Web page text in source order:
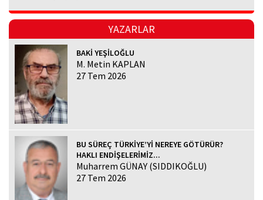
YAZARLAR
BAKİ YEŞİLOĞLU
M. Metin KAPLAN
27 Tem 2026
BU SÜREÇ TÜRKİYE’Yİ NEREYE GÖTÜRÜR?
HAKLI ENDİŞELERİMİZ...
Muharrem GÜNAY (SIDDIKOĞLU)
27 Tem 2026